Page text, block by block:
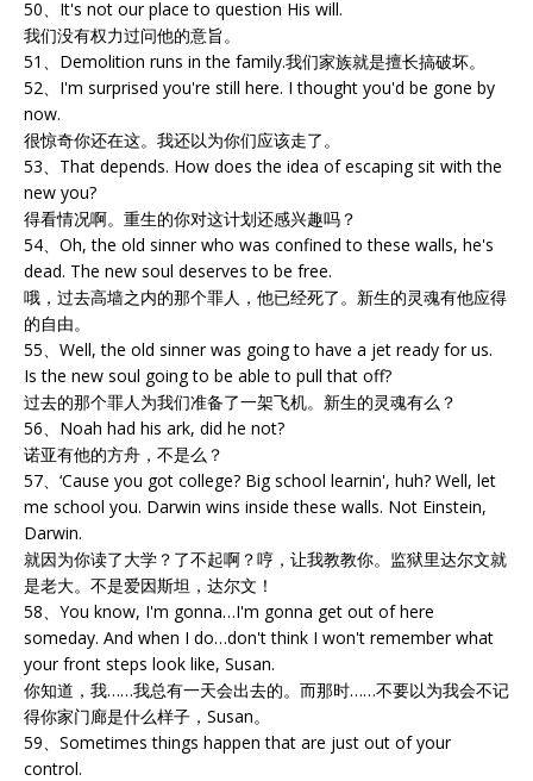
50、It's not our place to question His will.
我们没有权力过问他的意旨。
51、Demolition runs in the family.我们家族就是擅长搞破坏。
52、I'm surprised you're still here. I thought you'd be gone by
now.
很惊奇你还在这。我还以为你们应该走了。
53、That depends. How does the idea of escaping sit with the
new you?
得看情况啊。重生的你对这计划还感兴趣吗？
54、Oh, the old sinner who was confined to these walls, he's
dead. The new soul deserves to be free.
哦，过去高墙之内的那个罪人，他已经死了。新生的灵魂有他应得
的自由。
55、Well, the old sinner was going to have a jet ready for us.
Is the new soul going to be able to pull that off?
过去的那个罪人为我们准备了一架飞机。新生的灵魂有么？
56、Noah had his ark, did he not?
诺亚有他的方舟，不是么？
57、‘Cause you got college? Big school learnin', huh? Well, let
me school you. Darwin wins inside these walls. Not Einstein,
Darwin.
就因为你读了大学？了不起啊？哼，让我教教你。监狱里达尔文就
是老大。不是爱因斯坦，达尔文！
58、You know, I'm gonna…I'm gonna get out of here
someday. And when I do…don't think I won't remember what
your front steps look like, Susan.
你知道，我……我总有一天会出去的。而那时……不要以为我会不记
得你家门廊是什么样子，Susan。
59、Sometimes things happen that are just out of your
control.